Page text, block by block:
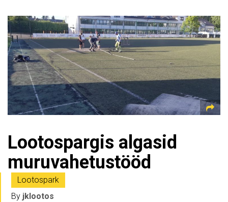
Lootospargis algasid
muruvahetustööd
Lootospark
By jklootos